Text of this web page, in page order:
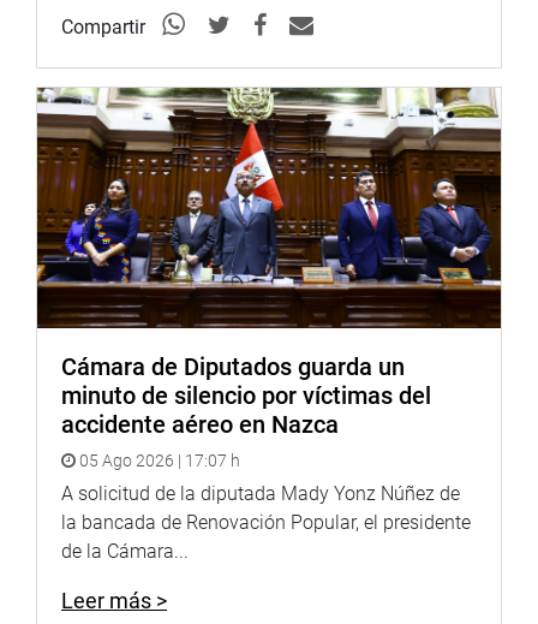
Compartir
Cámara de Diputados guarda un
minuto de silencio por víctimas del
accidente aéreo en Nazca
05 Ago 2026 | 17:07 h
A solicitud de la diputada Mady Yonz Núñez de
la bancada de Renovación Popular, el presidente
de la Cámara...
Leer más >